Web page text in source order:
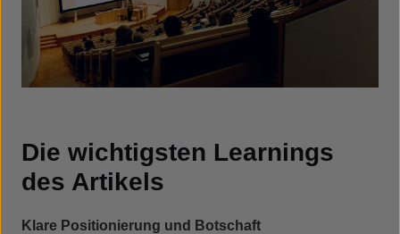
Die wichtigsten Learnings
des Artikels
Klare Positionierung und Botschaft